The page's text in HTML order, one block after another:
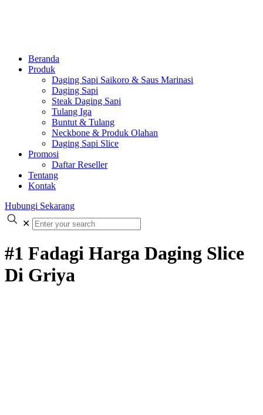
Beranda
Produk
Daging Sapi Saikoro & Saus Marinasi
Daging Sapi
Steak Daging Sapi
Tulang Iga
Buntut & Tulang
Neckbone & Produk Olahan
Daging Sapi Slice
Promosi
Daftar Reseller
Tentang
Kontak
Hubungi Sekarang
✕
#1 Fadagi Harga Daging Slice
Di Griya